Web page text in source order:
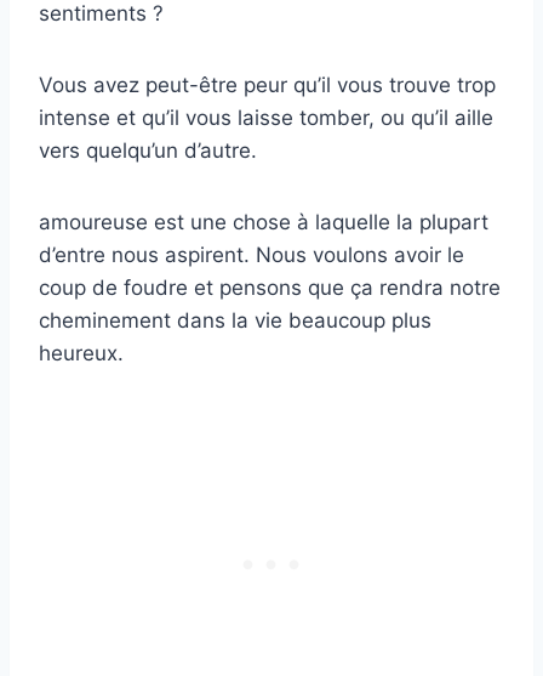
sentiments ?
Vous avez peut-être peur qu’il vous trouve trop
intense et qu’il vous laisse tomber, ou qu’il aille
vers quelqu’un d’autre.
amoureuse est une chose à laquelle la plupart
d’entre nous aspirent. Nous voulons avoir le
coup de foudre et pensons que ça rendra notre
cheminement dans la vie beaucoup plus
heureux.